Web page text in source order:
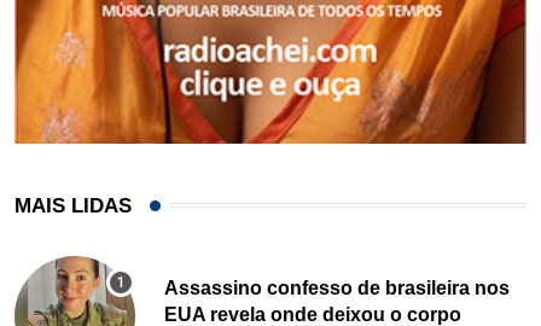
MAIS LIDAS
Assassino confesso de brasileira nos
EUA revela onde deixou o corpo